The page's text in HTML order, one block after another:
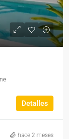
Detalles
hace 2 meses